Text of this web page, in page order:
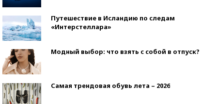
Путешествие в Исландию по следам
«Интерстеллара»
Модный выбор: что взять с собой в отпуск?
Самая трендовая обувь лета – 2026